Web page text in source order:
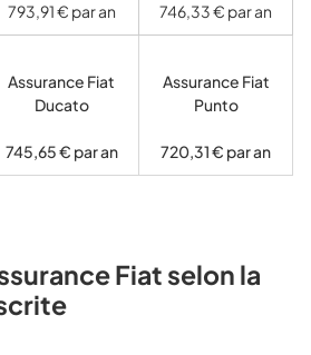
793,91 € par an 746,33 € par an
Assurance Fiat
Ducato
745,65 € par an
Assurance Fiat
Punto
720,31 € par an
Fiat selon la